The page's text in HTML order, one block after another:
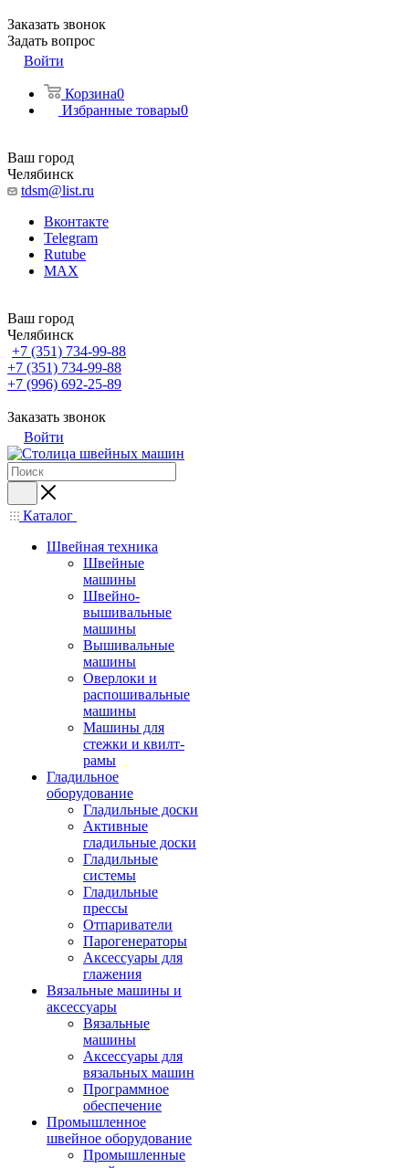
Заказать звонок
Задать вопрос
Войти
Корзина0
Избранные товары0
Ваш город
Челябинск
tdsm@list.ru
Вконтакте
Telegram
Rutube
MAX
Ваш город
Челябинск
+7 (351) 734-99-88
+7 (351) 734-99-88
+7 (996) 692-25-89
Заказать звонок
Войти
Каталог
Швейная техника
Швейные
машины
Швейно-
вышивальные
машины
Вышивальные
машины
Оверлоки и
распошивальные
машины
Машины для
стежки и квилт-
рамы
Гладильное
оборудование
Гладильные доски
Активные
гладильные доски
Гладильные
системы
Гладильные
прессы
Отпариватели
Парогенераторы
Аксессуары для
глажения
Вязальные машины и
аксессуары
Вязальные
машины
Аксессуары для
вязальных машин
Программное
обеспечение
Промышленное
швейное оборудование
Промышленные